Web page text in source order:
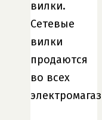
вилки.
Сетевые
вилки
продаются
во всех